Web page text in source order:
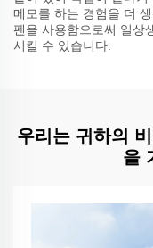
메모를 하는 경험을 더
펜을 사용함으로써 일상
시킬 수 있습니다.
우리는 귀하의
을